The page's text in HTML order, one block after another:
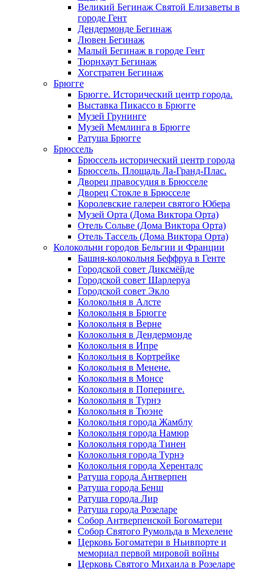
Великий Бегинаж Святой Елизаветы в
городе Гент
Дендермонде Бегинаж
Лювен Бегинаж
Малый Бегинаж в городе Гент
Тюрнхаут Бегинаж
Хогстратен Бегинаж
Брюгге
Брюгге. Исторический центр города.
Выставка Пикассо в Брюгге
Музей Грунинге
Музей Мемлинга в Брюгге
Ратуша Брюгге
Брюссель
Брюссель исторический центр города
Брюссель. Площадь Ла-Гранд-Плас.
Дворец правосудия в Брюсселе
Дворец Стокле в Брюсселе
Королевские галереи святого Юбера
Музей Орта (Дома Виктора Орта)
Отель Сольве (Дома Виктора Орта)
Отель Тассель (Дома Виктора Орта)
Колокольни городов Бельгии и Франции
Башня-колокольня Беффруа в Генте
Городской совет Диксмёйде
Городской совет Шарлеруа
Городской совет Экло
Колокольня в Алсте
Колокольня в Брюгге
Колокольня в Верне
Колокольня в Дендермонде
Колокольня в Ипре
Колокольня в Кортрейке
Колокольня в Менене.
Колокольня в Монсе
Колокольня в Поперинге.
Колокольня в Турнэ
Колокольня в Тюэне
Колокольня города Жамблу
Колокольня города Намюр
Колокольня города Тинен
Колокольня города Турнэ
Колокольня города Херенталс
Ратуша города Антверпен
Ратуша города Бенш
Ратуша города Лир
Ратуша города Розеларе
Собор Антверпенской Богоматери
Собор Святого Румольда в Мехелене
Церковь Богоматери в Ньивпорте и
мемориал первой мировой войны
Церковь Святого Михаила в Розеларе